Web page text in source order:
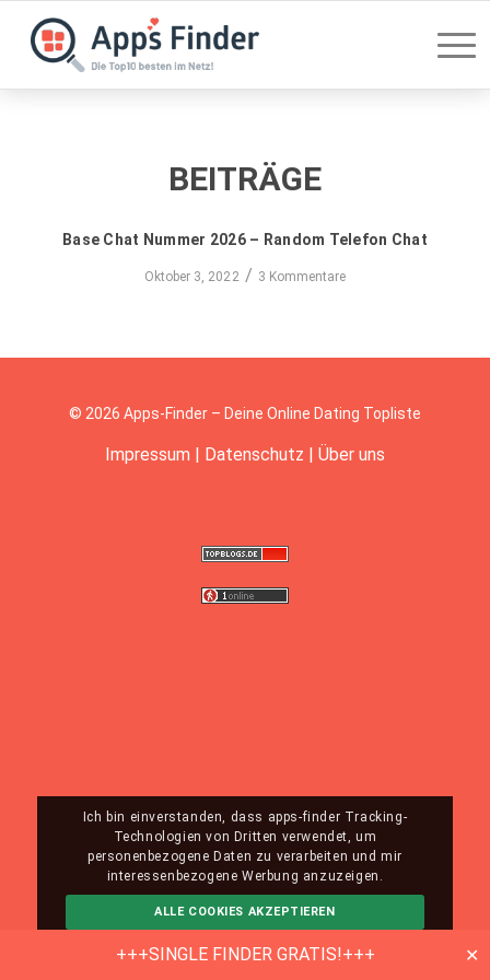
+++SINGLE FINDER GRATIS!+++ ✕
BEITRÄGE
Base Chat Nummer 2026 – Random Telefon Chat
Oktober 3, 2022 / 3 Kommentare
© 2026 Apps-Finder – Deine Online Dating Topliste
Impressum | Datenschutz | Über uns
Ich bin einverstanden, dass apps-finder Tracking-
Technologien von Dritten verwendet, um
personenbezogene Daten zu verarbeiten und mir
interessenbezogene Werbung anzuzeigen.
ALLE COOKIES AKZEPTIEREN
ABLEHNEN MEHR INFO